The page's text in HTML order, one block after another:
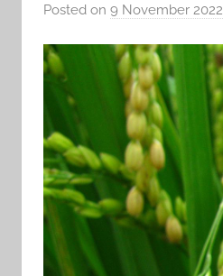
Posted on 9 November 2022